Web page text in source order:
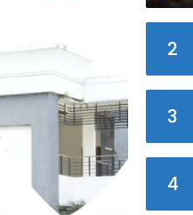
2
3
4